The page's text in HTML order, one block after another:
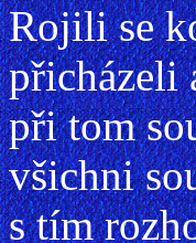
Rojili se
přicházeli
při tom
všichni
s tím